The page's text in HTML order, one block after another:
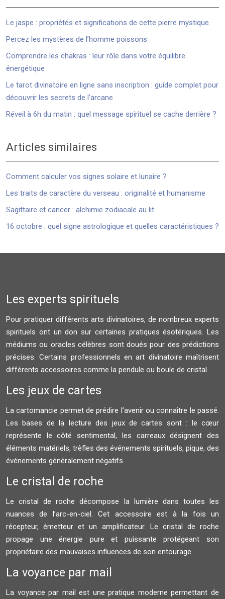
Le jaspe : propriétés et significations de cette pierre mystique
Percez les mystères de l’homme poissons
Comprendre les chakras : leur rôle dans votre équilibre
énergétique
Le tarot divinatoire en ligne sans inscription : guide complet pour
découvrir les secrets de l’arcane
Réveil à 6h du matin : quel message spirituel se cache derrière ?
Articles similaires
Comment calculer vos signes solaire et lunaire ?
Les traits de caractère du verseau : originalité et humanisme
Sagittaire et cancer : alchimie zodiacale au lit
16 octobre : quel signe astrologique et quelles caractéristiques ?
Les experts spirituels
Pour pratiquer différents arts divinatoires, de nombreux experts
spirituels ont un don sur certaines pratiques ésotériques. Les
médiums ou oracles célèbres sont doués pour des prédictions
précises. Certains professionnels en art divinatoire maîtrisent
différents accessoires comme la pendule ou boule de cristal.
Les jeux de cartes
La cartomancie permet de prédire l’avenir ou connaître le passé.
Les bases de la lecture des jeux de cartes sont : le cœur
représente le côté sentimental, les carreaux désignent des
éléments matériels, trèfles des événements spirituels, pique, des
événements généralement négatifs.
Le cristal de roche
Le cristal de roche décompose la lumière dans toutes les
nuances de l’arc-en-ciel. Cet accessoire est à la fois un
récepteur, émetteur et un amplificateur. Le cristal de roche
propage une énergie pure et puissante protégeant son
propriétaire des mauvaises influences de son entourage.
La voyance par mail
La voyance par mail est une pratique moderne permettant de